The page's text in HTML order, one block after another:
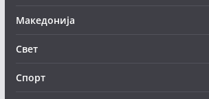
Македонија
Свет
Спорт